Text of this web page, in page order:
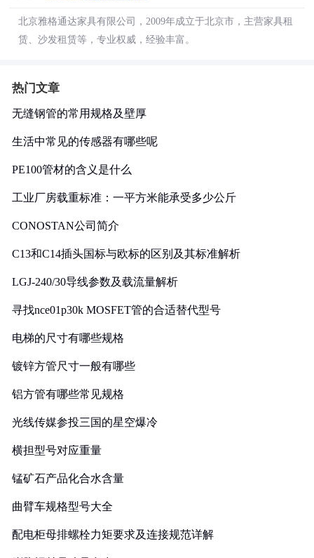
北京雅格通达家具有限公司，2009年成立于北京市，主营家具租
赁、沙发租赁等，专业权威，经验丰富。
热门文章
无缝钢管的常用规格及壁厚
生活中常见的传感器有哪些呢
PE100管材的含义是什么
工业厂房载重标准：一平方米能承受多少公斤
CONOSTAN公司简介
C13和C14插头国标与欧标的区别及其标准解析
LGJ-240/30导线参数及载流量解析
寻找nce01p30k MOSFET管的合适替代型号
电梯的尺寸有哪些规格
镀锌方管尺寸一般有哪些
铝方管有哪些常见规格
光线传媒参投三国的星空爆冷
横担型号对应重量
锰矿石产品化合水含量
曲臂车规格型号大全
配电柜母排螺栓力矩要求及连接规范详解